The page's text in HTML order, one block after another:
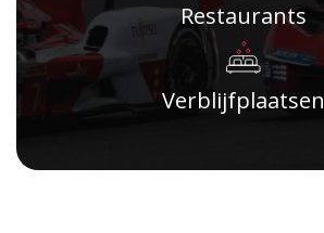
Restaurants
Verblijfplaatsen